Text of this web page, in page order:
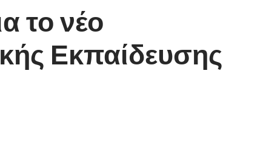
το νέο
Εκπαίδευσης